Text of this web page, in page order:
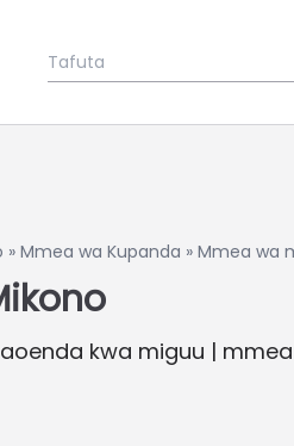
» Mmea wa Kupanda » Mmea wa
kwa miguu |